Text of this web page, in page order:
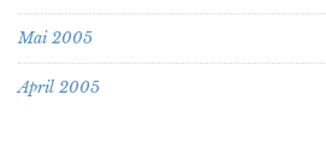
Mai 2005
April 2005